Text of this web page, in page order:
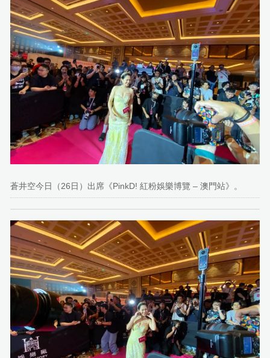
蒼井空今日（26日）出席《PinkD! 紅粉娛樂博覽 – 澳門站》。